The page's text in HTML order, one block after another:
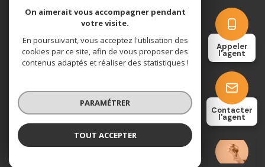
Anne FOURNIER
Appeler
l'agent
Contacter
l'agent
Nos partenaires
Mentions légales
Admin
Nos honoraires
On aimerait vous accompagner pendant
votre visite.
En poursuivant, vous acceptez l'utilisation des
cookies par ce site, afin de vous proposer des
contenus adaptés et réaliser des statistiques !
PARAMÉTRER
TOUT ACCEPTER